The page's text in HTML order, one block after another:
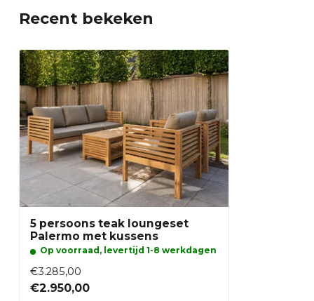
Recent bekeken
5 persoons teak loungeset
Palermo met kussens
Op voorraad, levertijd 1-8 werkdagen
€3.285,00
€2.950,00